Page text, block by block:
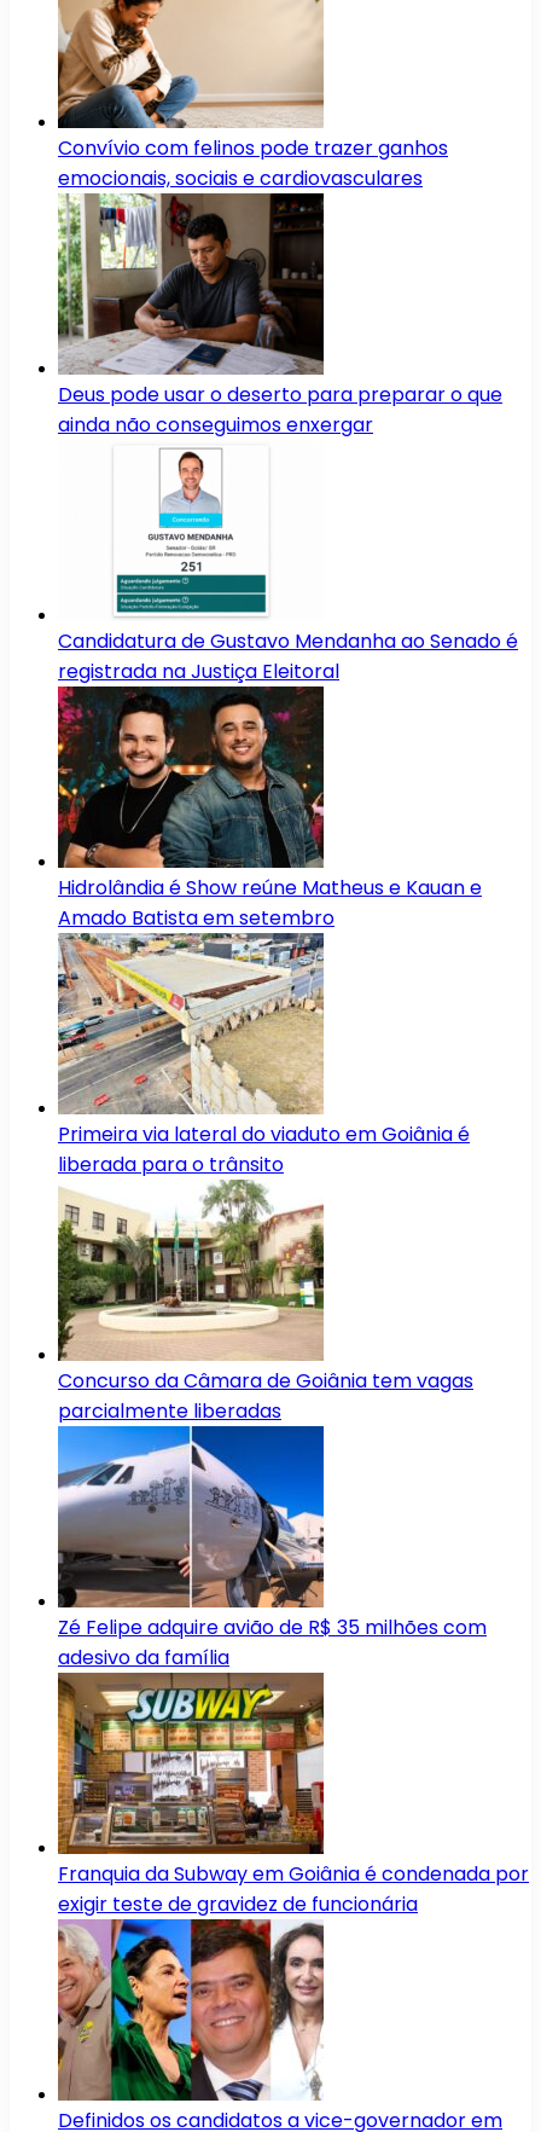
Convívio com felinos pode trazer ganhos
emocionais, sociais e cardiovasculares
Deus pode usar o deserto para preparar o que
ainda não conseguimos enxergar
Candidatura de Gustavo Mendanha ao Senado é
registrada na Justiça Eleitoral
Hidrolândia é Show reúne Matheus e Kauan e
Amado Batista em setembro
Primeira via lateral do viaduto em Goiânia é
liberada para o trânsito
Concurso da Câmara de Goiânia tem vagas
parcialmente liberadas
Zé Felipe adquire avião de R$ 35 milhões com
adesivo da família
Franquia da Subway em Goiânia é condenada por
exigir teste de gravidez de funcionária
Definidos os candidatos a vice-governador em